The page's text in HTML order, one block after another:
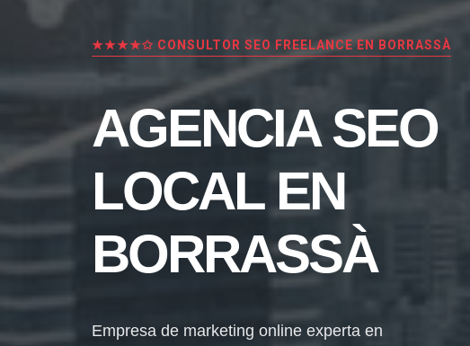
★★★★✩ CONSULTOR SEO FREELANCE EN BORRASSÀ
AGENCIA SEO
LOCAL EN
BORRASSÀ
Empresa de marketing online experta en